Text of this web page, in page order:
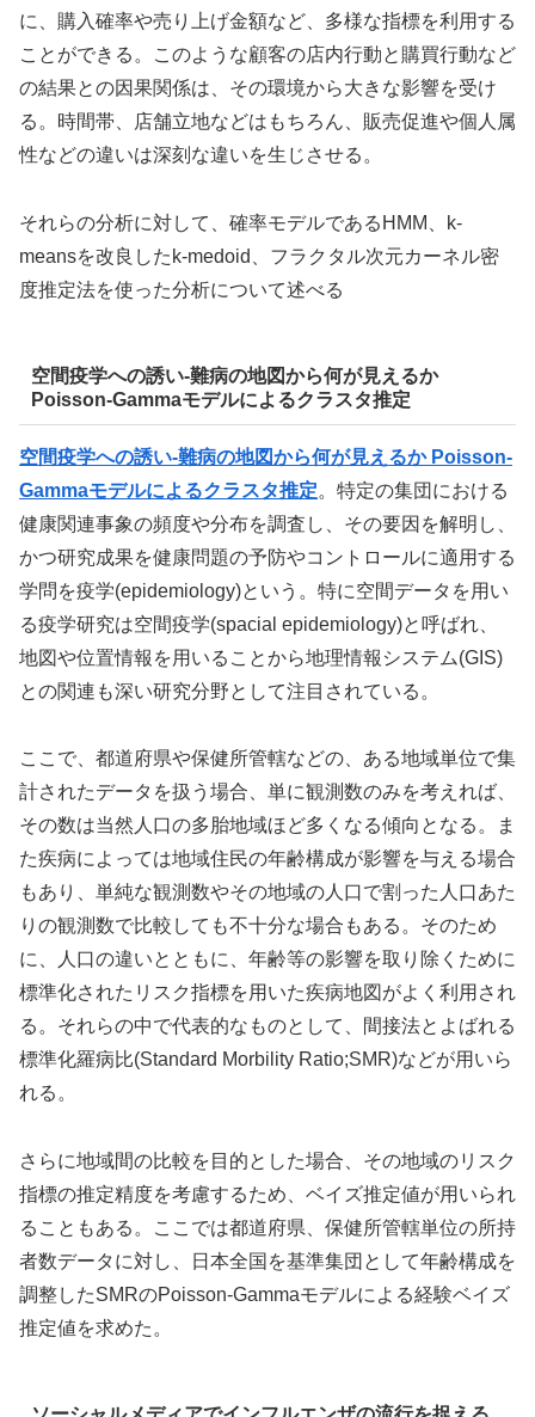
に、購入確率や売り上げ金額など、多様な指標を利用する
ことができる。このような顧客の店内行動と購買行動など
の結果との因果関係は、その環境から大きな影響を受け
る。時間帯、店舗立地などはもちろん、販売促進や個人属
性などの違いは深刻な違いを生じさせる。
それらの分析に対して、確率モデルであるHMM、k-
meansを改良したk-medoid、フラクタル次元カーネル密
度推定法を使った分析について述べる
空間疫学への誘い-難病の地図から何が見えるか
Poisson-Gammaモデルによるクラスタ推定
空間疫学への誘い-難病の地図から何が見えるか Poisson-
Gammaモデルによるクラスタ推定。特定の集団における
健康関連事象の頻度や分布を調査し、その要因を解明し、
かつ研究成果を健康問題の予防やコントロールに適用する
学問を疫学(epidemiology)という。特に空間データを用い
る疫学研究は空間疫学(spacial epidemiology)と呼ばれ、
地図や位置情報を用いることから地理情報システム(GIS)
との関連も深い研究分野として注目されている。
ここで、都道府県や保健所管轄などの、ある地域単位で集
計されたデータを扱う場合、単に観測数のみを考えれば、
その数は当然人口の多胎地域ほど多くなる傾向となる。ま
た疾病によっては地域住民の年齢構成が影響を与える場合
もあり、単純な観測数やその地域の人口で割った人口あた
りの観測数で比較しても不十分な場合もある。そのため
に、人口の違いとともに、年齢等の影響を取り除くために
標準化されたリスク指標を用いた疾病地図がよく利用され
る。それらの中で代表的なものとして、間接法とよばれる
標準化羅病比(Standard Morbility Ratio;SMR)などが用いら
れる。
さらに地域間の比較を目的とした場合、その地域のリスク
指標の推定精度を考慮するため、ベイズ推定値が用いられ
ることもある。ここでは都道府県、保健所管轄単位の所持
者数データに対し、日本全国を基準集団として年齢構成を
調整したSMRのPoisson-Gammaモデルによる経験ベイズ
推定値を求めた。